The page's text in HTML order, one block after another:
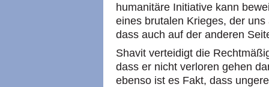
humanitäre Initiative kann
eines brutalen Krieges, der
dass auch auf der anderen
Shavit verteidigt die
dass er nicht verloren gehen
ebenso ist es Fakt, dass